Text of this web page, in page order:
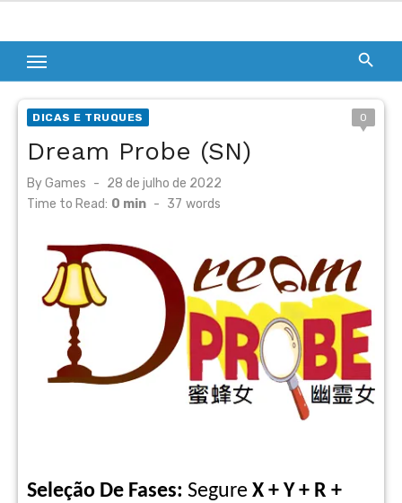
DICAS E TRUQUES 0
Dream Probe (SN)
ByGames
Posted
on
28 de julho de 2022
Time to Read: 0 min - 37 words
Seleção De Fases: Segure X + Y + R +